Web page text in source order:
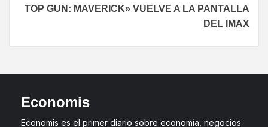
TOP GUN: MAVERICK» VUELVE A LA PANTALLA
DEL IMAX
Economis
Economis es el primer diario sobre economía, negocios